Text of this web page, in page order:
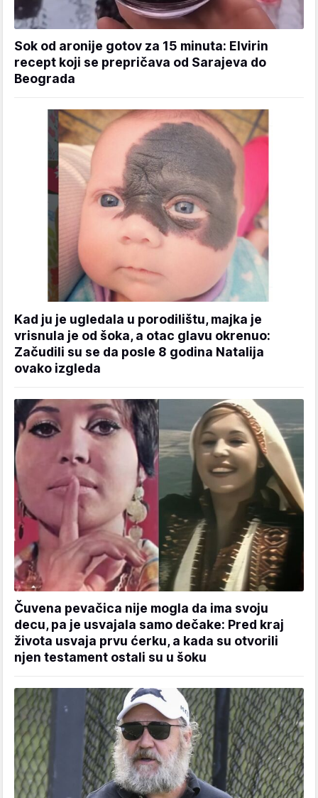
Sok od aronije gotov za 15 minuta: Elvirin
recept koji se prepričava od Sarajeva do
Beograda
Kad ju je ugledala u porodilištu, majka je
vrisnula je od šoka, a otac glavu okrenuo:
Začudili su se da posle 8 godina Natalija
ovako izgleda
Čuvena pevačica nije mogla da ima svoju
decu, pa je usvajala samo dečake: Pred kraj
života usvaja prvu ćerku, a kada su otvorili
njen testament ostali su u šoku